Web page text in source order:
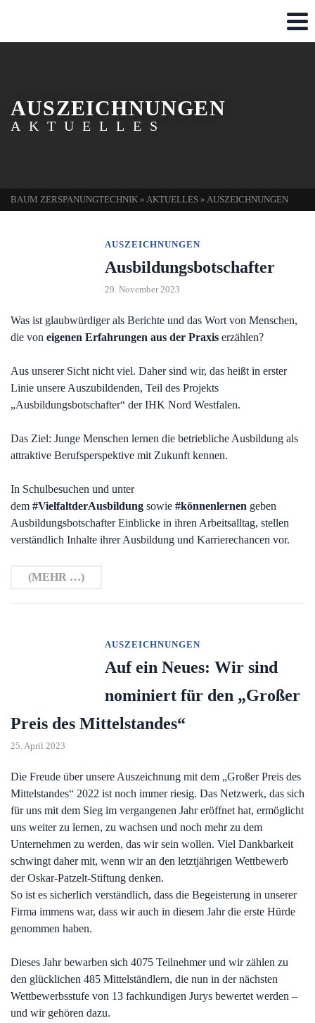
AUSZEICHNUNGEN
AKTUELLES
BAUM ZERSPANUNGTECHNIK » AKTUELLES » AUSZEICHNUNGEN
AUSZEICHNUNGEN
Ausbildungsbotschafter
29. November 2023
Was ist glaubwürdiger als Berichte und das Wort von Menschen,
die von eigenen Erfahrungen aus der Praxis erzählen?
Aus unserer Sicht nicht viel. Daher sind wir, das heißt in erster
Linie unsere Auszubildenden, Teil des Projekts
„Ausbildungsbotschafter“ der IHK Nord Westfalen.
Das Ziel: Junge Menschen lernen die betriebliche Ausbildung als
attraktive Berufsperspektive mit Zukunft kennen.
In Schulbesuchen und unter
dem #VielfaltderAusbildung sowie #könnenlernen geben
Ausbildungsbotschafter Einblicke in ihren Arbeitsalltag, stellen
verständlich Inhalte ihrer Ausbildung und Karrierechancen vor.
(MEHR …)
AUSZEICHNUNGEN
Auf ein Neues: Wir sind
nominiert für den „Großer
Preis des Mittelstandes“
25. April 2023
Die Freude über unsere Auszeichnung mit dem „Großer Preis des
Mittelstandes“ 2022 ist noch immer riesig. Das Netzwerk, das sich
für uns mit dem Sieg im vergangenen Jahr eröffnet hat, ermöglicht
uns weiter zu lernen, zu wachsen und noch mehr zu dem
Unternehmen zu werden, das wir sein wollen. Viel Dankbarkeit
schwingt daher mit, wenn wir an den letztjährigen Wettbewerb
der Oskar-Patzelt-Stiftung denken.
So ist es sicherlich verständlich, dass die Begeisterung in unserer
Firma immens war, dass wir auch in diesem Jahr die erste Hürde
genommen haben.
Dieses Jahr bewarben sich 4075 Teilnehmer und wir zählen zu
den glücklichen 485 Mittelständlern, die nun in der nächsten
Wettbewerbsstufe von 13 fachkundigen Jurys bewertet werden –
und wir gehören dazu.